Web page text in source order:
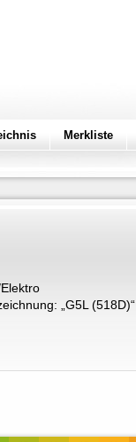
Merkliste
„ G5L (518D)“